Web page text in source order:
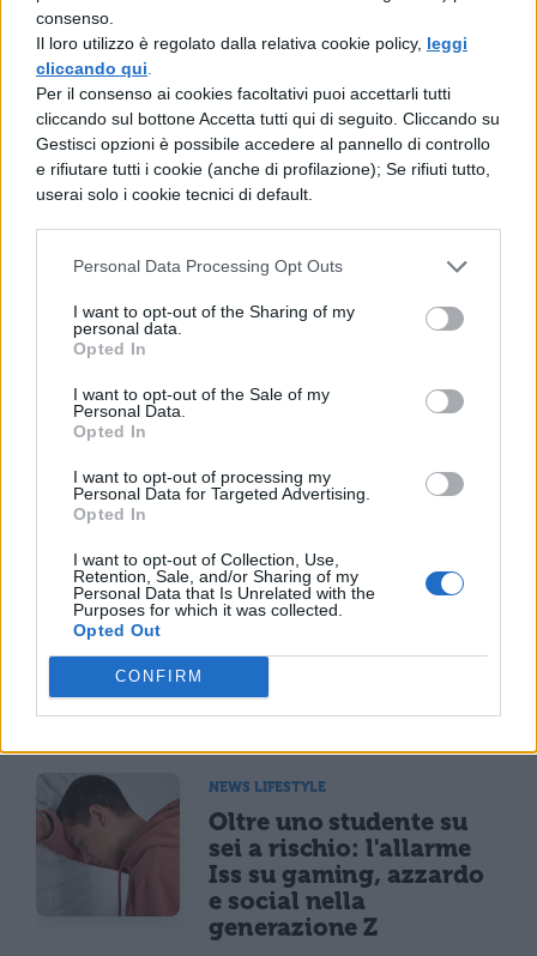
consenso.
Il loro utilizzo è regolato dalla relativa cookie policy, leggi
cliccando qui
Per il consenso ai cookies facoltativi puoi accettarli tutti
cliccando sul bottone Accetta tutti qui di seguito. Cliccando su
Gestisci opzioni è possibile accedere al pannello di controllo
e rifiutare tutti i cookie (anche di profilazione); Se rifiuti tutto,
userai solo i cookie tecnici di default.
Personal Data Processing Opt Outs
I want to opt-out of the Sharing of my
personal data.
Opted In
I want to opt-out of the Sale of my
Personal Data.
Opted In
I want to opt-out of processing my
Personal Data for Targeted Advertising.
Opted In
I want to opt-out of Collection, Use,
Retention, Sale, and/or Sharing of my
Personal Data that Is Unrelated with the
Purposes for which it was collected.
Opted Out
CONFIRM
per portare il neonato in Portogallo.
A venticinque anni CR9, attualmente senza
una compagna fissa, diventa dunque uno
dei più ricchi ragazzi-padre del globo. Un
gesto da applausi senza dubbio, visto che
un tempo i campioni strapagati dello sport
erano abituati a seminare figli nelle varie
nazioni, non ad occuparsi in prima persona
di loro. Bravo Cristiano, hai segnato un goal
da vero Pallone d’Oro! Quale sarà il primo
regalo per il bimbo? Una maglietta del suo
illustre papà, of course…
TI POTREBBE INTERESSARE
NEWS LIFESTYLE
Francia vieta i social ai
settembre: come
dell'età
NEWS LIFESTYLE
Oltre uno studente su
sei a rischio: l'allarme
Iss su gaming, azzardo
e social nella
generazione Z